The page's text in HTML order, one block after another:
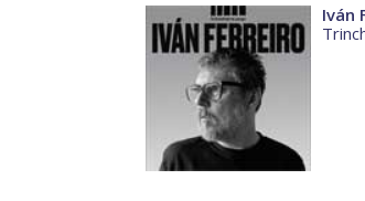
Iván